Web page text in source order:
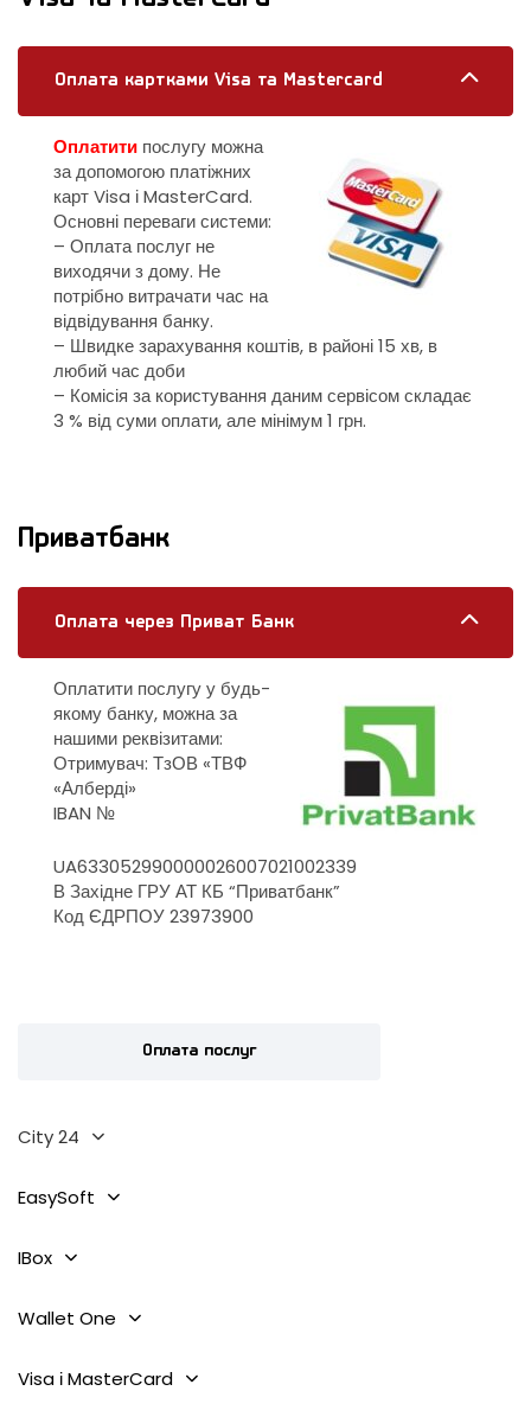
Оплата послуг
City 24
EasySoft
IBox
Wallet One
Visa і MasterCard
Оплата картками Visa та Mastercard
Оплатити послугу можна
за допомогою платіжних
карт Visa і MasterCard.
Основні переваги системи:
– Оплата послуг не
виходячи з дому. Не
потрібно витрачати час на
відвідування банку.
– Швидке зарахування коштів, в районі 15 хв, в
любий час доби
– Комісія за користування даним сервісом складає
3 % від суми оплати, але мінімум 1 грн.
Приватбанк
Оплата через Приват Банк
Оплатити послугу у будь-
якому банку, можна за
нашими реквізитами:
Отримувач: ТзОВ «ТВФ
«Алберді»
IBAN №
UA633052990000026007021002339
В Західне ГРУ АТ КБ “Приватбанк”
Код ЄДРПОУ 23973900